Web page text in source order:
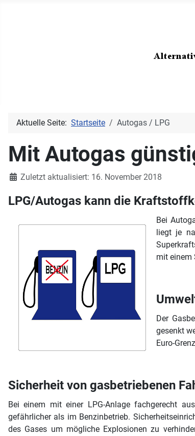
Aktuelle Seite: Startseite Autogas / LPG
Mit Autogas
DetailsZuletzt aktualisiert: 16. November 2018
LPG/Autogas kann die
Bei
liegt je
mit einem
Der
gesenkt
Euro-
Sicherheit von gasbetriebenen
Bei einem mit einer LPG-Anlage fachgerecht
gefährlicher als im Benzinbetrieb.
des Gases um mögliche Explosionen zu